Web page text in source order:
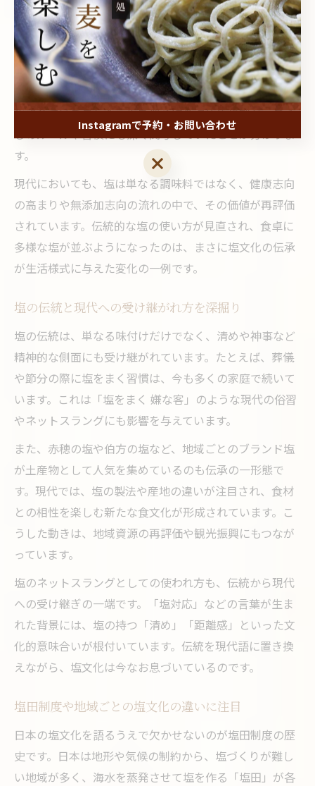
しめるようになったのです。
さらに、塩の流通や管理の歴史は社会構造にも影響を与
えました。古来より塩は貴重品とされ、塩の専売制度や
流通網の発達により、地域間での経済的なつながりが強
化されていきました。塩を巡る取り決めや税制が、暮ら
しのルールや習慣にも深く関与していたことが分かりま
す。
現代においても、塩は単なる調味料ではなく、健康志向
の高まりや無添加志向の流れの中で、その価値が再評価
されています。伝統的な塩の使い方が見直され、食卓に
多様な塩が並ぶようになったのは、まさに塩文化の伝承
が生活様式に与えた変化の一例です。
塩の伝統と現代への受け継がれ方を深掘り
塩の伝統は、単なる味付けだけでなく、清めや神事など
精神的な側面にも受け継がれています。たとえば、葬儀
や節分の際に塩をまく習慣は、今も多くの家庭で続いて
います。これは「塩をまく 嫌な客」のような現代の俗習
やネットスラングにも影響を与えています。
また、赤穂の塩や伯方の塩など、地域ごとのブランド塩
が土産物として人気を集めているのも伝承の一形態で
す。現代では、塩の製法や産地の違いが注目され、食材
との相性を楽しむ新たな食文化が形成されています。こ
うした動きは、地域資源の再評価や観光振興にもつなが
っています。
塩のネットスラングとしての使われ方も、伝統から現代
への受け継ぎの一端です。「塩対応」などの言葉が生ま
れた背景には、塩の持つ「清め」「距離感」といった文
化的意味合いが根付いています。伝統を現代語に置き換
えながら、塩文化は今なお息づいているのです。
塩田制度や地域ごとの塩文化の違いに注目
日本の塩文化を語るうえで欠かせないのが塩田制度の歴
史です。日本は地形や気候の制約から、塩づくりが難し
い地域が多く、海水を蒸発させて塩を作る「塩田」が各
Instagramで予約・お問い合わせ
Instagramで予約・お問い合わせ